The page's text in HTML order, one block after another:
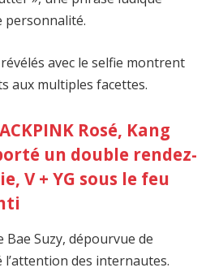
personnalité.
avec le selfie montrent
aux multiples facettes.
Rosé, Kang
un double rendez-
V + YG sous le feu
Suzy, dépourvue de
des internautes.